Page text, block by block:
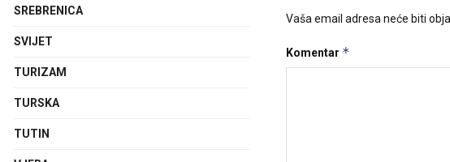
Vaša email adresa neće biti
Komentar *
SREBRENICA
SVIJET
TURIZAM
TURSKA
TUTIN